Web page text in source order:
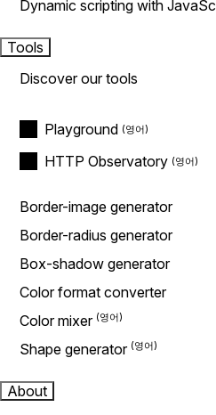
Dynamic scripting with
Tools
Discover our tools
Playground
HTTP Observatory
Border-image generator
Border-radius generator
Box-shadow generator
Color format converter
Color mixer
Shape generator
About